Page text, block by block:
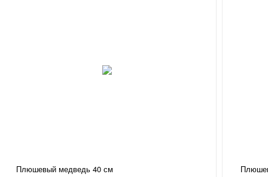
Плюшевый медведь 40 см